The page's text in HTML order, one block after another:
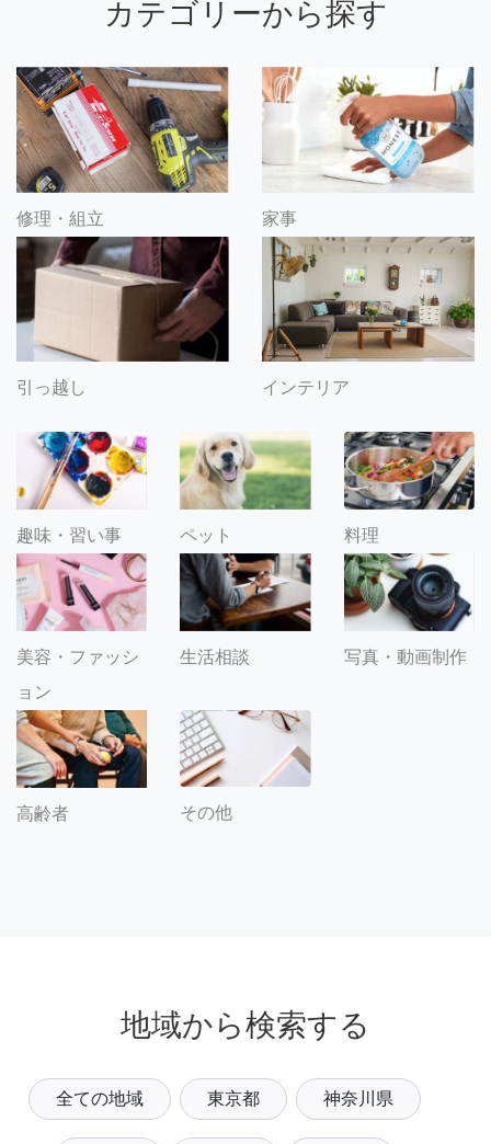
カテゴリーから探す
修理・組立 家事
引っ越し インテリア
趣味・習い事 ペット 料理
美容・ファッシ
ョン
生活相談 写真・動画制作
高齢者 その他
地域から検索する
全ての地域 東京都 神奈川県